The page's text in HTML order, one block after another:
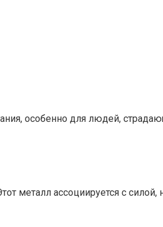
особенно для людей,
металл ассоциируется с